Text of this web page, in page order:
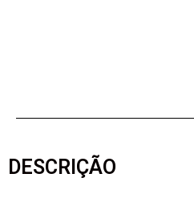
DESCRIÇÃO